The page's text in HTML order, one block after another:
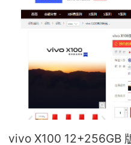
vivo X100 12+256GB